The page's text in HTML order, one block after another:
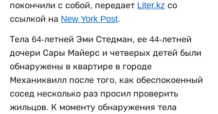
покончили с собой, передает Liter.kz со
ссылкой на New York Post.
Тела 64-летней Эми Стедман, ее 44-летней
дочери Сары Майерс и четверых детей были
обнаружены в квартире в городе
Механиквилл после того, как обеспокоенный
сосед несколько раз просил проверить
жильцов. К моменту обнаружения тела